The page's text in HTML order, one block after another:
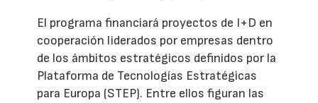
El programa financiará proyectos de I+D en
cooperación liderados por empresas dentro
de los ámbitos estratégicos definidos por la
Plataforma de Tecnologías Estratégicas
para Europa (STEP). Entre ellos figuran las